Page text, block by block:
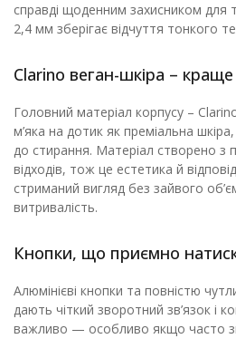
справді щоденним захисником для
2,4 мм зберігає відчуття тонкого
Clarino веган-шкіра –
Головний матеріал корпусу –
м’яка на дотик як преміальна
до стирання. Матеріал створено з
відходів, тож це естетика й
стриманий вигляд без зайвого
витривалість.
Кнопки, що приємно
Алюмінієві кнопки та повністю
дають чіткий зворотний зв’язок і
важливо — особливо якщо часто